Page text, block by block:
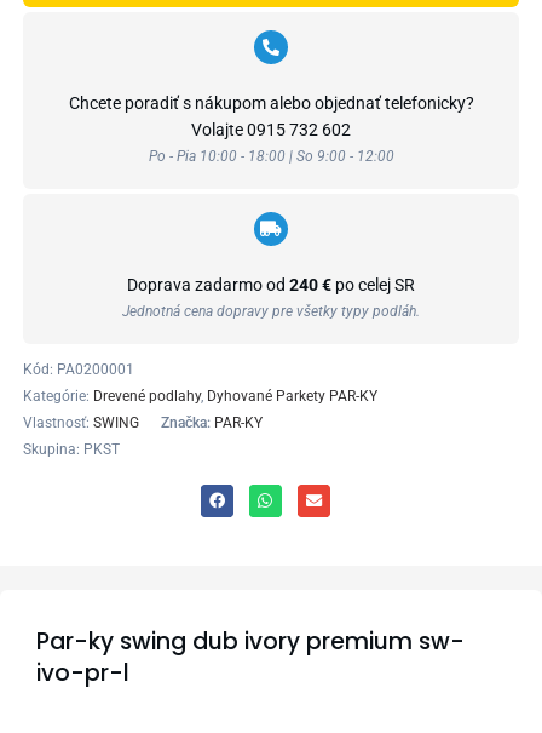
Chcete poradiť s nákupom alebo objednať telefonicky?
Volajte0915 732 602
Po - Pia 10:00 - 18:00 | So 9:00 - 12:00
Doprava zadarmo od 240 € po celej SR
Jednotná cena dopravy pre všetky typy podláh.
Kód: PA0200001
Kategórie: Drevené podlahy, Dyhované Parkety PAR-KY
Vlastnosť: SWING Značka: PAR-KY
Skupina: PKST
Par-ky swing dub ivory premium sw-
ivo-pr-l